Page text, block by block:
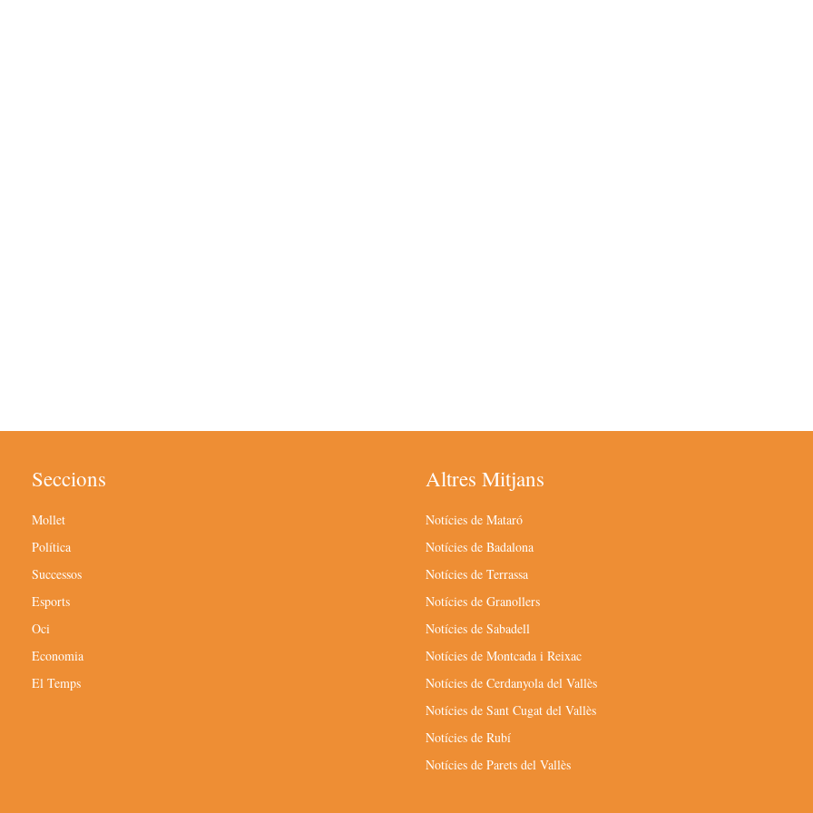
Seccions
Mollet
Política
Successos
Esports
Oci
Economia
El Temps
Altres Mitjans
Notícies de Mataró
Notícies de Badalona
Notícies de Terrassa
Notícies de Granollers
Notícies de Sabadell
Notícies de Montcada i Reixac
Notícies de Cerdanyola del Vallès
Notícies de Sant Cugat del Vallès
Notícies de Rubí
Notícies de Parets del Vallès